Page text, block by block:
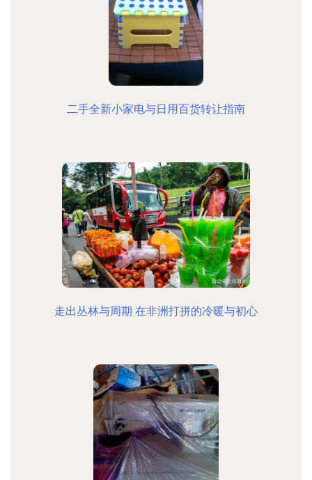
二手全新小家电与日用百货转让指南
走出丛林与周期 在非洲打拼的冷暖与初心